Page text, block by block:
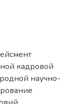
кадровой
научно-